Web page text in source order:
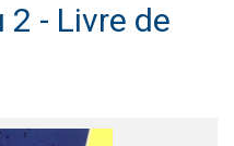
2 - Livre de